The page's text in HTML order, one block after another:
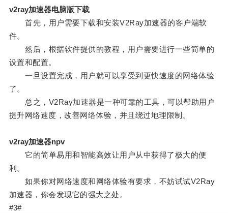
v2ray加速器电脑版下载
首先，用户需要下载和安装V2Ray加速器的客户端软
件。
然后，根据软件提供的教程，用户需要进行一些简单的
设置和配置。
一旦设置完成，用户就可以享受到更快速度的网络体验
了。
总之，V2Ray加速器是一种可靠的工具，可以帮助用户
提升网络速度，改善网络体验，并且绕过地理限制。
v2ray加速器npv
它的简单易用和智能高效让用户从中获得了极大的便
利。
如果你对网络速度和网络体验有要求，不妨试试V2Ray
加速器，你会发现它的强大之处。
#3#